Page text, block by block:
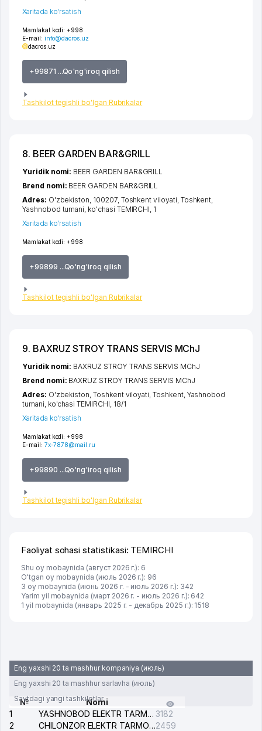
Mamlakat kodi: +998
E-mail: info@dacros.uz
dacros.uz
+99871 ...Qo'ng'iroq qilish
Tashkilot tegishli bo'lgan Rubrikalar
Xaritada ko'rsatish
8. BEER GARDEN BAR&GRILL
Mamlakat kodi: +998
+99899 ...Qo'ng'iroq qilish
Tashkilot tegishli bo'lgan Rubrikalar
Yuridik nomi: BEER GARDEN BAR&GRILL
Brend nomi: BEER GARDEN BAR&GRILL
Adres: O'zbekiston, 100207, Toshkent viloyati Toshkent
Yashnobod tumani ko'chasi TEMIRCHI , 1
Xaritada ko'rsatish
9. BAXRUZ STROY TRANS SERVIS MChJ
Mamlakat kodi: +998
E-mail: 7x-7878@mail.ru
+99890 ...Qo'ng'iroq qilish
Tashkilot tegishli bo'lgan Rubrikalar
Yuridik nomi: BAXRUZ STROY TRANS SERVIS MChJ
Brend nomi: BAXRUZ STROY TRANS SERVIS MChJ
Adres: O'zbekiston,Toshkent viloyati ,Toshkent, Yashnobod
tumani ko'chasi TEMIRCHI , 18/1
Xaritada ko'rsatish
Faoliyat sohasi statistikasi: TEMIRCHI
Shu oy mobaynida (август 2026 г.): 6
O'tgan oy mobaynida (июль 2026 г.): 96
3 oy mobaynida (июнь 2026 г. - июль 2026 г.): 342
Yarim yil mobaynida (март 2026 г. - июль 2026 г.): 642
1 yil mobaynida (январь 2025 г. - декабрь 2025 г.): 1518
Eng yaxshi 20 ta mashhur kompaniya (июль)
Eng yaxshi 20 ta mashhur sarlavha (июль)
Saytdagi yangi tashkilotlar
№
Nomi
1
YASHNOBOD ELEKTR TARMOG'I NOSOZLIKLARI XIZMATI 3182
2
CHILONZOR ELEKTR TARMOG'I NOSOZLIK XIZMATI2459